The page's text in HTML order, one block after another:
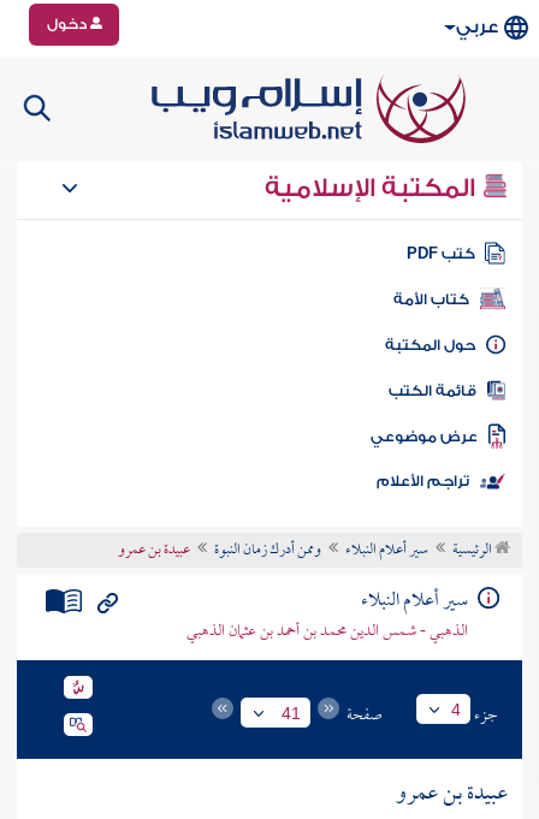
عربي دخول
المكتبة الإسلامية
كتب PDF
كتاب الأمة
المكتبة
الكتب
موضوعي
تراجم الأعلام
الرئيسية سير أعلام النبلاء وممن أدرك زمان النبوة عبيدة بن عمرو
سير أعلام النبلاء
الذهبي - شمس الدين محمد بن أحمد بن عثمان الذهبي
جزء 4 صفحة 41
عبيدة بن عمرو